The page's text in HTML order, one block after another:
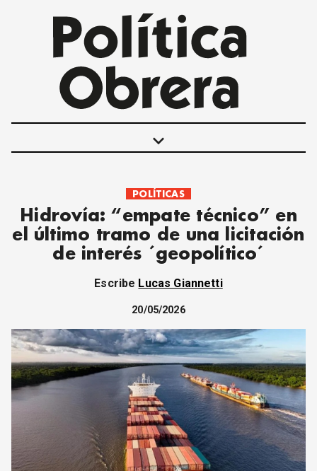
keyboard_arrow_down
POLÍTICAS
INTERNACIONALES
MOVIMIENTO OBRERO
MUJER
SOCIEDAD Y CULTURA
JUVENTUD
CORREO DE LECTORES
DEBATE
ARCHIVO
DECLARACIONES
OPINIÓN
ALTAMIRA RESPONDE
Política Obrera Revista
CONTACTO
POLÍTICAS
Hidrovía: “empate técnico” en
el último tramo de una licitación
de interés ´geopolítico´
Escribe Lucas Giannetti
20/05/2026